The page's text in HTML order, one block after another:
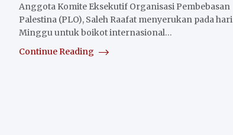
Anggota Komite Eksekutif Organisasi Pembebasan
Palestina (PLO), Saleh Raafat menyerukan pada hari
Minggu untuk boikot internasional…
Continue Reading